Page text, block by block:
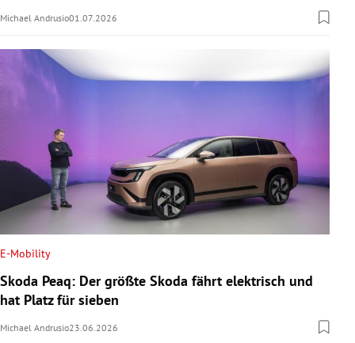
Michael Andrusio01.07.2026
E-Mobility
Skoda Peaq: Der größte Skoda fährt elektrisch und
hat Platz für sieben
Michael Andrusio23.06.2026